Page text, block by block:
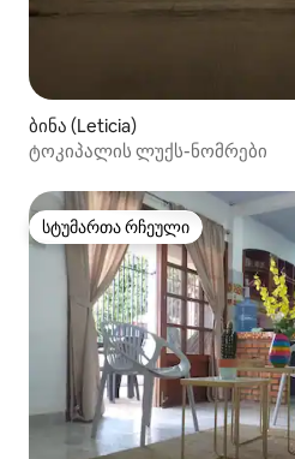
ბინა (Leticia)
ტოკიპალის ლუქს-ნომრები
სტუმართა რჩეული
სტუმართა რჩეული